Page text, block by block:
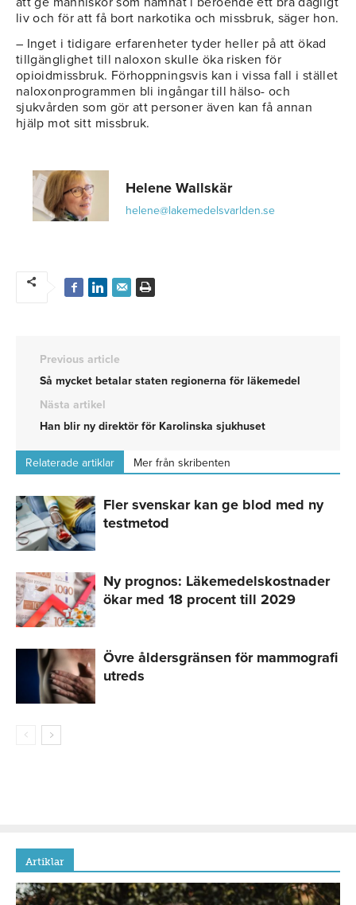
liv och för att få bort narkotika och missbruk, säger hon.
– Inget i tidigare erfarenheter tyder heller på att ökad
tillgänglighet till naloxon skulle öka risken för
opioidmissbruk. Förhoppningsvis kan i vissa fall i stället
naloxonprogrammen bli ingångar till hälso- och
sjukvården som gör att personer även kan få annan
hjälp mot sitt missbruk.
Helene Wallskär
helene@lakemedelsvarlden.se
Previous article
Så mycket betalar staten regionerna för läkemedel
Nästa artikel
Han blir ny direktör för Karolinska sjukhuset
Relaterade artiklar Mer från skribenten
Fler svenskar kan ge blod med ny
testmetod
Ny prognos: Läkemedelskostnader
ökar med 18 procent till 2029
Övre åldersgränsen för mammografi
utreds
Artiklar